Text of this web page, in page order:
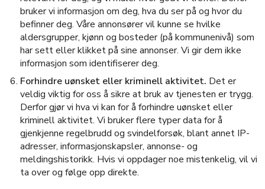
bruker vi informasjon om deg, hva du ser på og hvor du
befinner deg. Våre annonsører vil kunne se hvilke
aldersgrupper, kjønn og bosteder (på kommunenivå) som
har sett eller klikket på sine annonser. Vi gir dem ikke
informasjon som identifiserer deg.
Forhindre uønsket eller kriminell aktivitet. Det er
veldig viktig for oss å sikre at bruk av tjenesten er trygg.
Derfor gjør vi hva vi kan for å forhindre uønsket eller
kriminell aktivitet. Vi bruker flere typer data for å
gjenkjenne regelbrudd og svindelforsøk, blant annet IP-
adresser, informasjonskapsler, annonse- og
meldingshistorikk. Hvis vi oppdager noe mistenkelig, vil vi
ta over og følge opp direkte.